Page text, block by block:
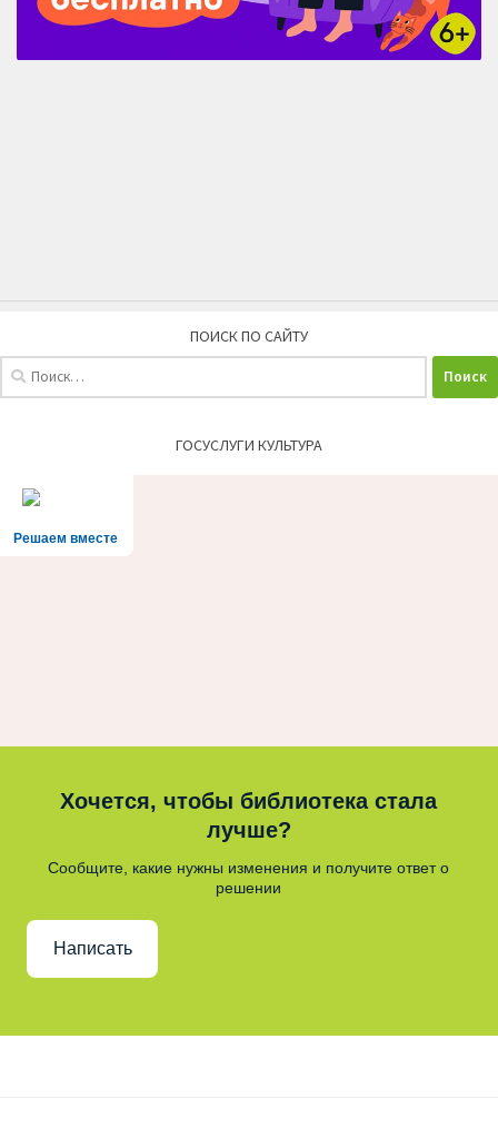
ПОИСК ПО САЙТУ
ГОСУСЛУГИ КУЛЬТУРА
Решаем вместе
Хочется, чтобы библиотека стала
лучше?
Сообщите, какие нужны изменения и получите ответ о
решении
Написать